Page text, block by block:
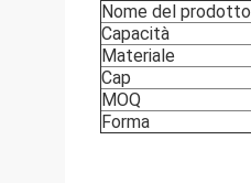
Nome del prodotto
Capacità
Materiale
Cap
MOQ
Forma